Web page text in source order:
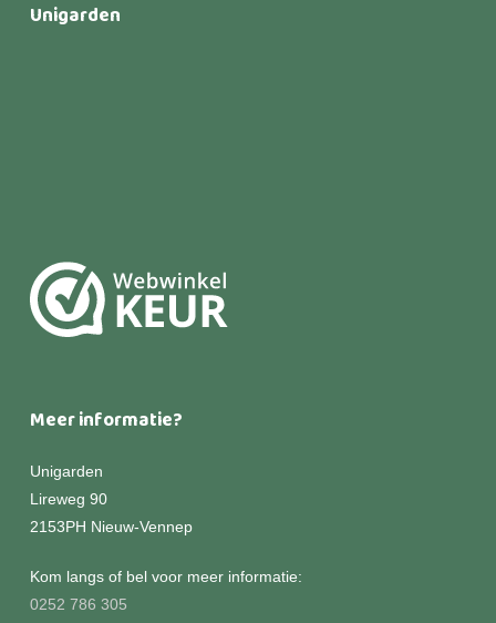
Unigarden
Meer informatie?
Unigarden
Lireweg 90
2153PH Nieuw-Vennep
Kom langs of bel voor meer informatie:
0252 786 305